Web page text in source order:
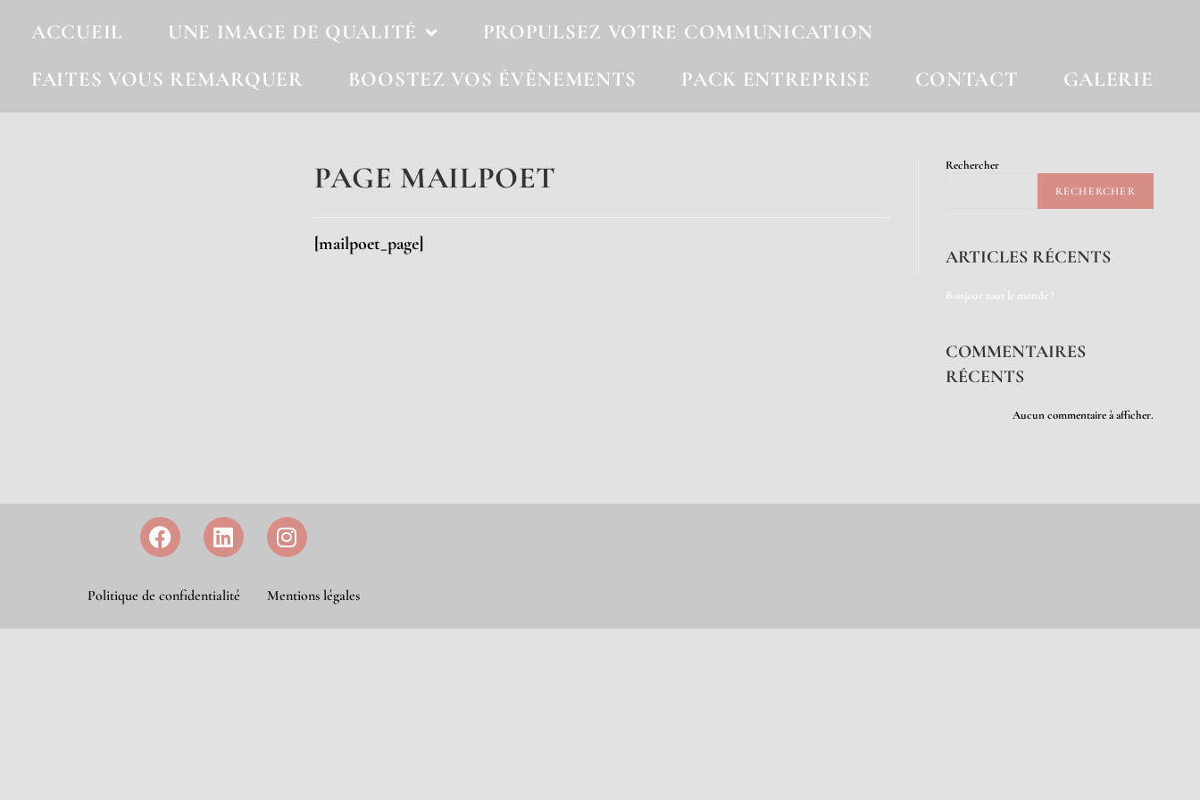
ACCUEIL UNE IMAGE DE QUALITÉ
PROPULSEZ VOTRE COMMUNICATION
FAITES VOUS REMARQUER
BOOSTEZ VOS ÉVÈNEMENTS PACK ENTREPRISE CONTACT GALERIE
PAGE MAILPOET
[mailpoet_page]
Rechercher
RECHERCHER
ARTICLES RÉCENTS
Bonjour tout le monde !
COMMENTAIRES
RÉCENTS
Aucun commentaire à afficher.
Politique de confidentialité Mentions légales